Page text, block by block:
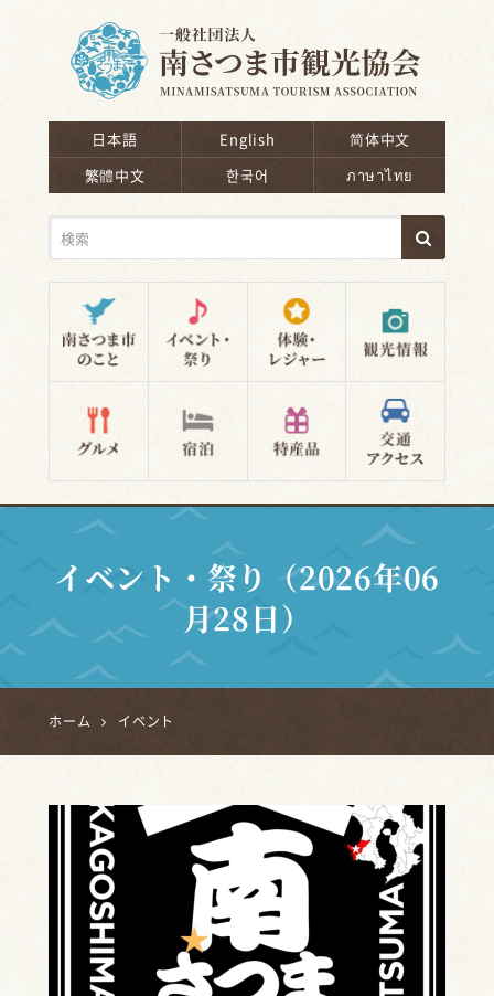
日本語 English
简体中文
繁體中文
한국어 ภาษาไทย
イベント・祭り（2026年06
月28日）
ホーム イベント